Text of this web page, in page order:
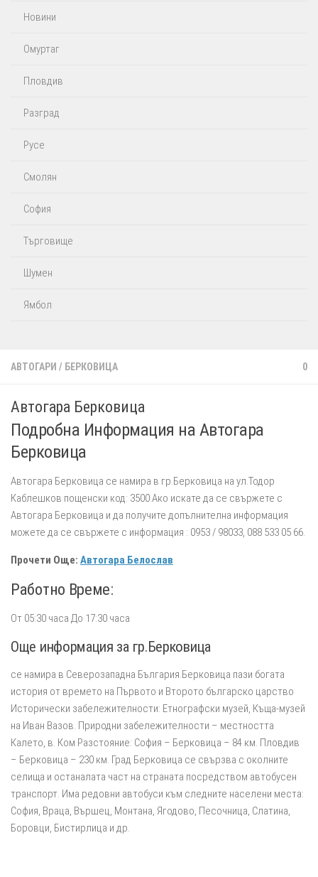
АВТОГАРИ / БЕРКОВИЦА 0
Автогара Берковица
Подробна Информация на Автогара
Берковица
Автогара Берковица се намира в гр.Берковица на ул.Тодор
Каблешков пощенски код: 3500.Ако искате да се свържете с
Автогара Берковица и да получите допълнителна информация
можете да се свържете с информация : 0953 / 98033, 088 533 05 66.
Прочети Още: Автогара Белослав
Работно Време:
От 05:30 часа До 17:30 часа
Още информация за гр.Берковица
се намира в Северозападна България.Берковица пази богата
история от времето на Първото и Второто българско царство
Исторически забележителности: Етнографски музей, Къща-музей
на Иван Вазов. Природни забележителности – местността
Калето, в. Ком Разстояние: София – Берковица – 84 км. Пловдив
– Берковица – 230 км. Град Берковица се свързва с околните
селища и останалата част на страната посредством автобусен
транспорт. Има редовни автобуси към следните населени места:
София, Враца, Вършец, Монтана, Ягодово, Песочница, Слатина,
Боровци, Бистирлица и др.
Новини
Омуртаг
Пловдив
Разград
Русе
Смолян
София
Търговище
Шумен
Ямбол